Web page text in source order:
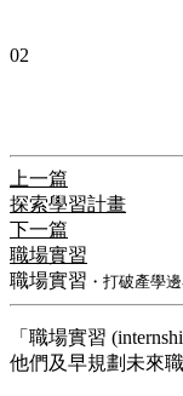
02
上一篇
探索學習計畫
下一篇
職場實習
職場實習 ・打破產學
「職場實習
他們及早規劃未來職